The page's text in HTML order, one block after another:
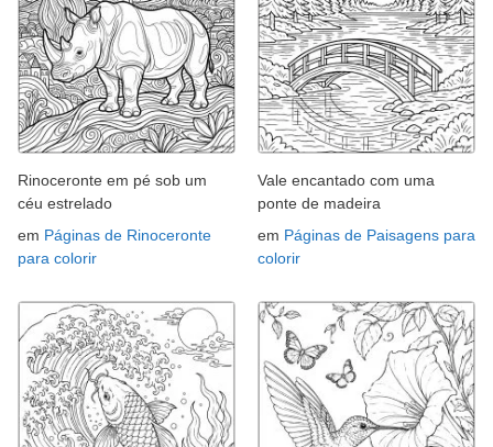
Rinoceronte em pé sob um
céu estrelado
em Páginas de Rinoceronte
para colorir
Vale encantado com uma
ponte de madeira
em Páginas de Paisagens para
colorir